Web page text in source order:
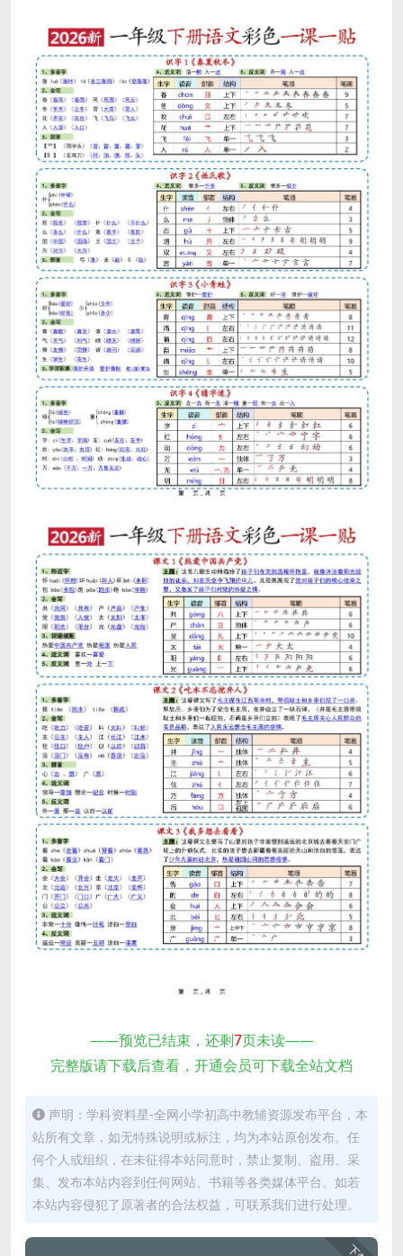
——预览已结束，还剩7页未读——
完整版请下载后查看，开通会员可下载全站文档
声明：学科资料星-全网小学初高中教辅资源发布平台，本
站所有文章，如无特殊说明或标注，均为本站原创发布。任
何个人或组织，在未征得本站同意时，禁止复制、盗用、采
集、发布本站内容到任何网站、书籍等各类媒体平台。如若
本站内容侵犯了原著者的合法权益，可联系我们进行处理。